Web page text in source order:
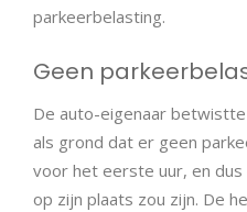
parkeerbelasting.
Geen
De auto-eigenaar
als grond dat er geen
voor het eerste uur, en
op zijn plaats zou zijn. De